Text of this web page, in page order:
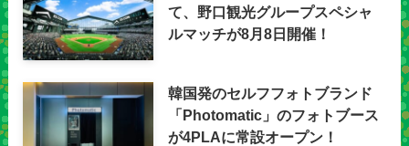
て、野口観光グループスペシャ
ルマッチが8月8日開催！
韓国発のセルフフォトブランド
「Photomatic」のフォトブース
が4PLAに常設オープン！